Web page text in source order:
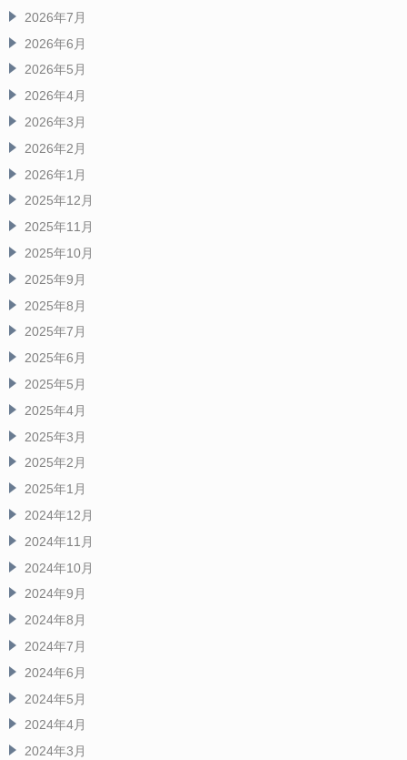
2026年7月
2026年6月
2026年5月
2026年4月
2026年3月
2026年2月
2026年1月
2025年12月
2025年11月
2025年10月
2025年9月
2025年8月
2025年7月
2025年6月
2025年5月
2025年4月
2025年3月
2025年2月
2025年1月
2024年12月
2024年11月
2024年10月
2024年9月
2024年8月
2024年7月
2024年6月
2024年5月
2024年4月
2024年3月